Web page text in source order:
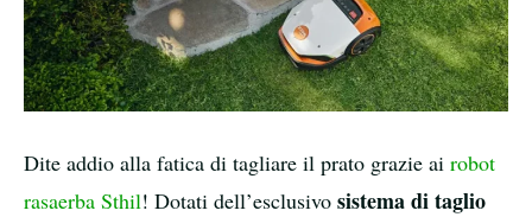
Dite addio alla fatica di tagliare il prato grazie ai robot
rasaerba Sthil! Dotati dell’esclusivo sistema di taglio